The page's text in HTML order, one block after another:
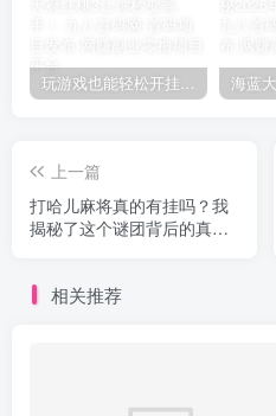
玩游戏也能轻松开挂？天府红桃3让你秒变高手！
上一篇
打哈儿麻将真的有挂吗？我
揭秘了这个谜团背后的真
相关推荐